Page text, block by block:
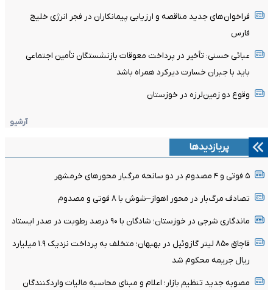
فراخوان‌های جدید مناقصه و ارزیابی پیمانکاران در فجر انرژی خلیج
فارس
عبائی حسنی: تأخیر در پرداخت معوقات بازنشستگان تأمین اجتماعی
باید با جبران خسارت دیرکرد همراه باشد
وقوع دو زمین‌لرزه در خوزستان
آرشیو
پربازدیدها
۵ فوتی و ۴ مصدوم در دو سانحه مرگبار محورهای خرمشهر
تصادف مرگ‌بار در محور اهواز–شوش با ۸ فوتی و مصدوم
ماندگاری شرجی در خوزستان؛ شادگان با ۹۰ درصد رطوبت در صدر ایستاد
قاچاق ۸۵۰ لیتر گازوئیل در بهبهان؛ متخلف به پرداخت نزدیک ۱.۹ میلیارد
ریال جریمه محکوم شد
مصوبه جدید تنظیم بازار؛ اعلام و مبنای محاسبه مالیات واردکنندگان